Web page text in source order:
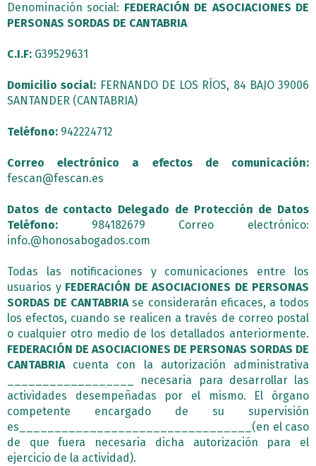
Denominación social: FEDERACIÓN DE ASOCIACIONES DE
PERSONAS SORDAS DE CANTABRIA
C.I.F: G39529631
Domicilio social: FERNANDO DE LOS RÍOS, 84 BAJO 39006
SANTANDER (CANTABRIA)
Teléfono: 942224712
Correo electrónico a efectos de comunicación:
fescan@fescan.es
Datos de contacto Delegado de Protección de Datos
Teléfono: 984182679 Correo electrónico:
info.@honosabogados.com
Todas las notificaciones y comunicaciones entre los
usuarios y FEDERACIÓN DE ASOCIACIONES DE PERSONAS
SORDAS DE CANTABRIAse considerarán eficaces, a todos
los efectos, cuando se realicen a través de correo postal
o cualquier otro medio de los detallados anteriormente.
FEDERACIÓN DE ASOCIACIONES DE PERSONAS SORDAS DE
CANTABRIAcuenta con la autorización administrativa
__________________ necesaria para desarrollar las
actividades desempeñadas por el mismo. El órgano
competente encargado de su supervisión
es_________________________________(en el caso
de que fuera necesaria dicha autorización para el
ejercicio de la actividad).